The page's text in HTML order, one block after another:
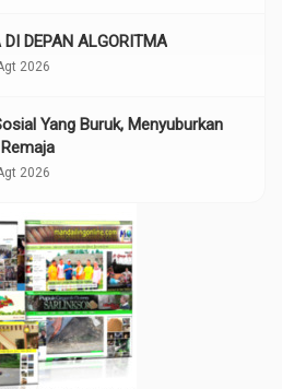
DI DEPAN ALGORITMA
2026
Yang Buruk, Menyuburkan
2026